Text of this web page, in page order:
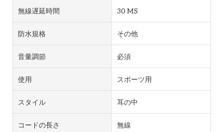
無線遅延時間 30 MS
防水規格 その他
音量調節 必須
使用 スポーツ用
スタイル 耳の中
コードの長さ 無線